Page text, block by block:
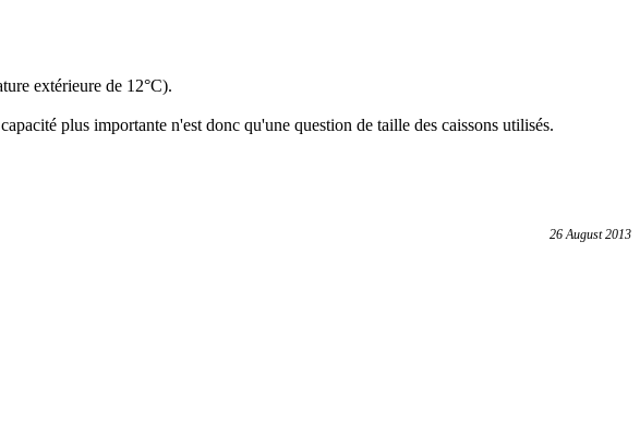
extérieure de 12°C).
plus importante n'est donc qu'une question de taille des caissons utilisés.
26 August 2013